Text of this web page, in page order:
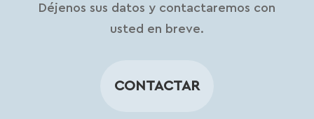
Déjenos sus datos y contactaremos con
usted en breve.
CONTACTAR